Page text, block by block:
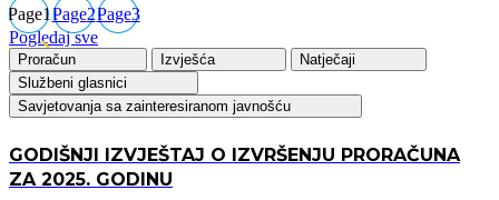
Page1Page2Page3
Pogledaj sve
Proračun Izvješća
Natječaji
Službeni glasnici
Savjetovanja sa zainteresiranom javnošću
GODIŠNJI IZVJEŠTAJ O IZVRŠENJU PRORAČUNA
ZA 2025. GODINU